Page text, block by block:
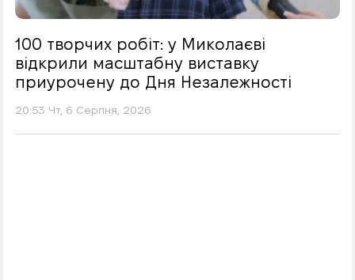
100 творчих робіт: у Миколаєві
відкрили масштабну виставку
приурочену до Дня Незалежності
20:53 Чт, 6 Серпня, 2026